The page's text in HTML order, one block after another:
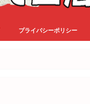
プライバシーポリシー